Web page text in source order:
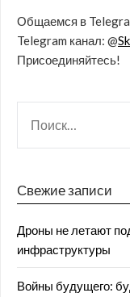
Общаемся в
Telegram канал: @
Присоединяйтесь!
Свежие записи
Дроны не летают
инфраструктуры
Войны будущего: